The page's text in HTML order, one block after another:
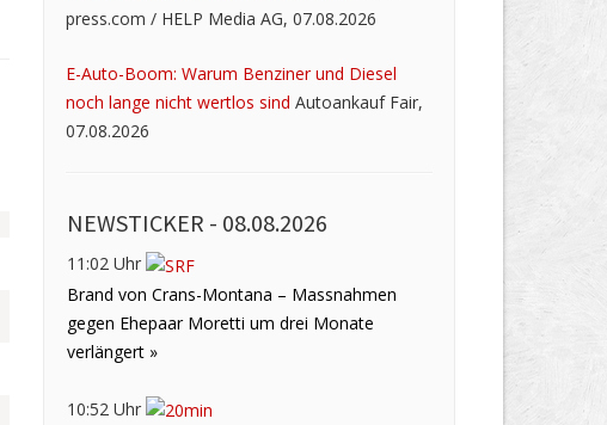
press.com / HELP Media AG, 07.08.2026
E-Auto-Boom: Warum Benziner und Diesel
noch lange nicht wertlos sind Autoankauf Fair,
07.08.2026
NEWSTICKER - 08.08.2026
11:02 Uhr
Brand von Crans-Montana – Massnahmen
gegen Ehepaar Moretti um drei Monate
verlängert »
10:52 Uhr